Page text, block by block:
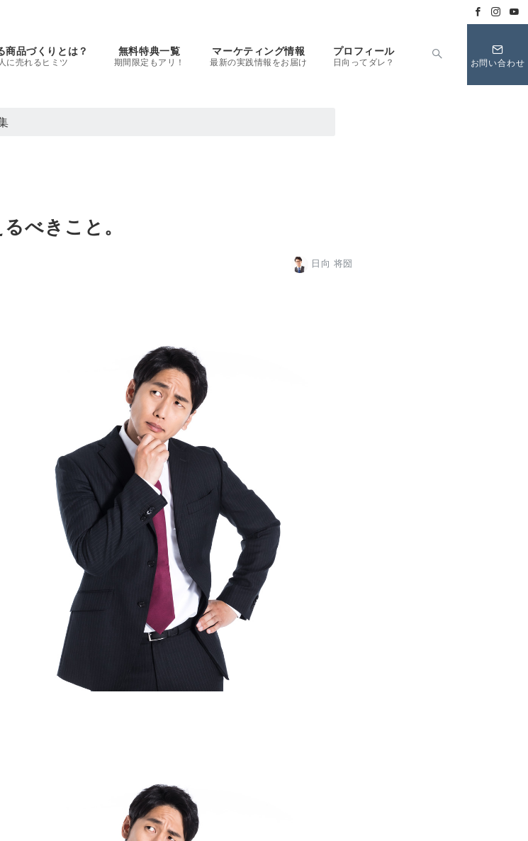
商品づくりとは？
に売れるヒミツ
無料特典一覧
期間限定もアリ！
マーケティング情報
最新の実践情報をお届け
プロフィール
日向ってダレ？ お問い合わせ
べきこと。
日向 将圀